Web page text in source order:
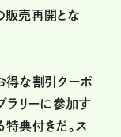
販売再開とな
得な割引クーポ
ラリーに参加す
典付きだ。ス